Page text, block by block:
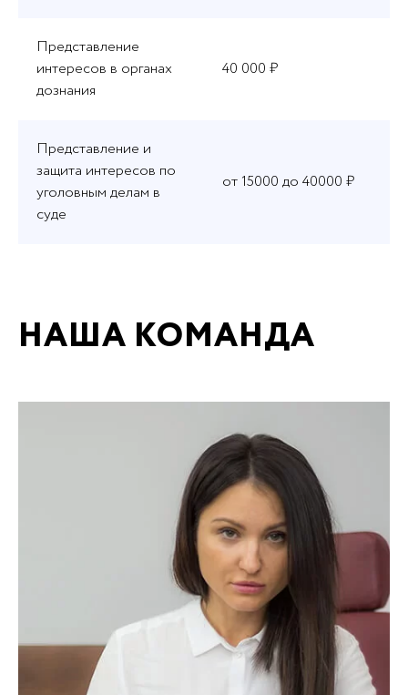
Представление
интересов в органах
дознания
40 000 ₽
Представление и
защита интересов по
уголовным делам в
суде
от 15000 до 40000 ₽
НАША КОМАНДА